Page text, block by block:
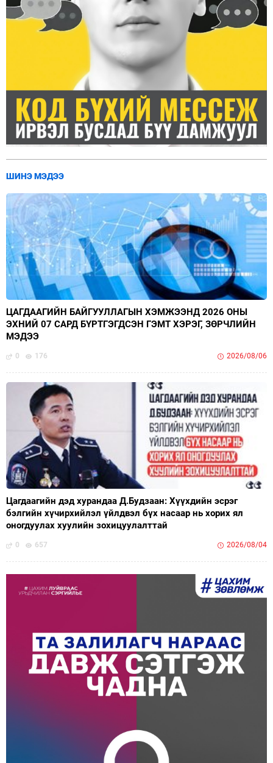
ШИНЭ МЭДЭЭ
ЦАГДААГИЙН БАЙГУУЛЛАГЫН ХЭМЖЭЭНД 2026 ОНЫ
ЭХНИЙ 07 САРД БҮРТГЭГДСЭН ГЭМТ ХЭРЭГ, ЗӨРЧЛИЙН
МЭДЭЭ
0 176 2026/08/06
Цагдаагийн дэд хурандаа Д.Будзаан: Хүүхдийн эсрэг
бэлгийн хүчирхийлэл үйлдвэл бүх насаар нь хорих ял
оногдуулах хуулийн зохицуулалттай
0 657 2026/08/04